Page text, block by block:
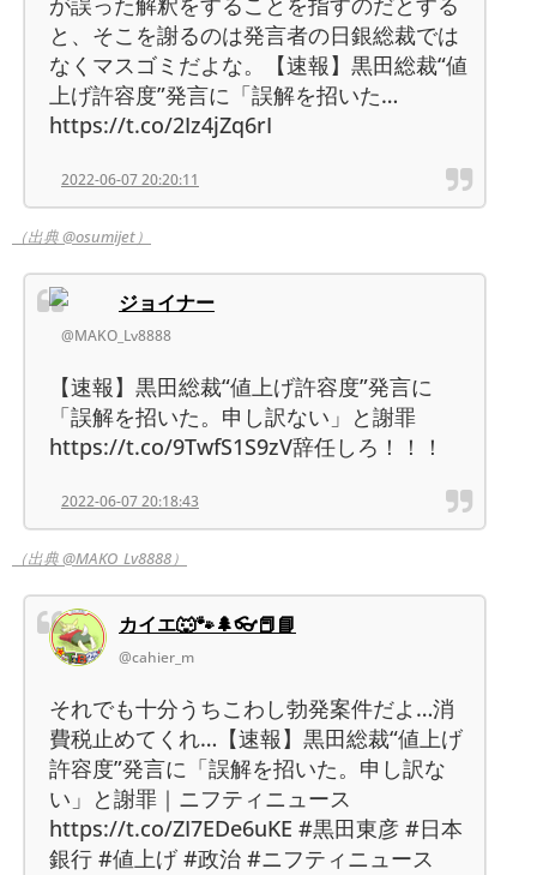
と、そこを謝るのは発言者の日銀総裁では
なくマスゴミだよな。【速報】黒田総裁“値
上げ許容度”発言に「誤解を招いた…
https://t.co/2Iz4jZq6rI
2022-06-07 20:20:11
（出典 @osumijet）
ジョイナー
@MAKO_Lv8888
【速報】黒田総裁“値上げ許容度”発言に
「誤解を招いた。申し訳ない」と謝罪
https://t.co/9TwfS1S9zV辞任しろ！！！
2022-06-07 20:18:43
（出典 @MAKO_Lv8888）
カイエ🐺🐾🌲👓️📕📘
@cahier_m
それでも十分うちこわし勃発案件だよ…消
費税止めてくれ…【速報】黒田総裁“値上げ
許容度”発言に「誤解を招いた。申し訳な
い」と謝罪｜ニフティニュース
https://t.co/ZI7EDe6uKE #黒田東彦 #日本
銀行 #値上げ #政治 #ニフティニュース